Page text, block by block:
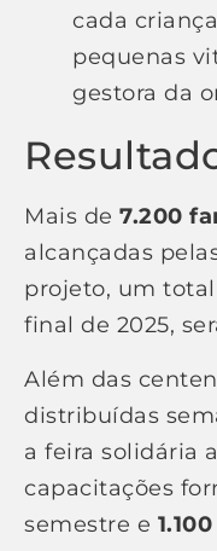
cada
pequenas
gestora da
Mais de 7.200
alcançadas
projeto, um
final de 2025,
Além das
distribuídas
a feira solidária
capacitações
semestre e